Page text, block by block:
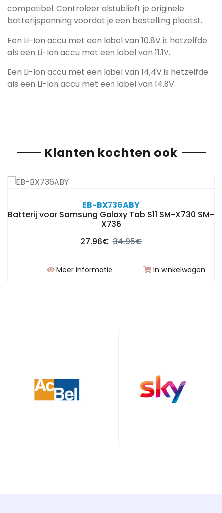
compatibel. Controleer alstublieft je originele
batterijspanning voordat je een bestelling plaatst.
Een Li-Ion accu met een label van 10.8V is hetzelfde
als een Li-Ion accu met een label van 11.1V.
Een Li-Ion accu met een label van 14,4V is hetzelfde
als een Li-Ion accu met een label van 14.8V.
Klanten kochten ook
EB-BX736ABY
Batterij voor Samsung Galaxy Tab S11 SM-X730 SM-
X736
27.96€ 34.95€
Meer informatie In winkelwagen